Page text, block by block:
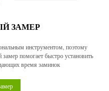
ЗАМЕР
инструментом, поэтому
помогает быстро установить
время заминок